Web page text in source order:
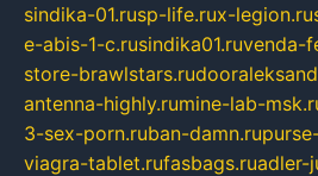
sindika-01.rusp-life.rux-legion.ru
e-abis-1-c.rusindika01.ruvenda-
store-brawlstars.ru
antenna-highly.rumine-lab-
3-sex-porn.ruban-damn.ru
viagra-tablet.rufasbags.ruadler-